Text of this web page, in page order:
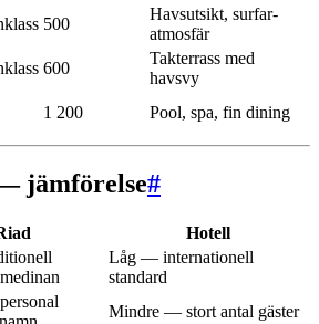
500
Havsutsikt, surfar-
atmosfär
600
Takterrass med
havsvy
1 200 Pool, spa, fin dining
jämförelse#
Hotell
Låg — internationell
standard
Mindre — stort antal gäster